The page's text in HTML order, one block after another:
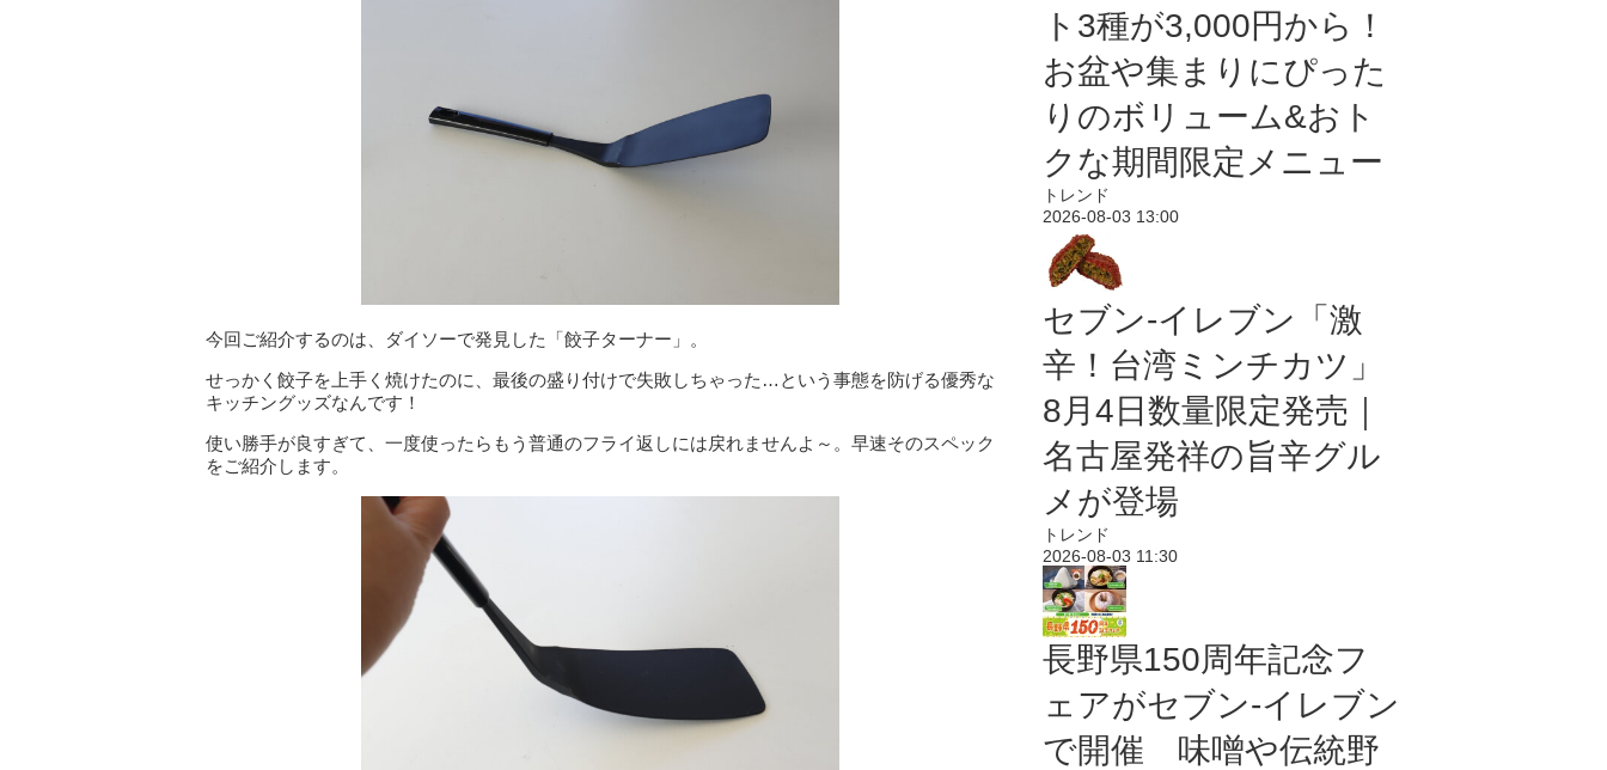
今回ご紹介するのは、ダイソーで発見した「餃子ターナー」。
せっかく餃子を上手く焼けたのに、最後の盛り付けで失敗しちゃった…という事態を防げる優秀な
キッチングッズなんです！
使い勝手が良すぎて、一度使ったらもう普通のフライ返しには戻れませんよ～。早速そのスペック
をご紹介します。
ト3種が3,000円から！
お盆や集まりにぴった
りのボリューム&おト
クな期間限定メニュー
トレンド
2026-08-03 13:00
セブン-イレブン「激
辛！台湾ミンチカツ」
8月4日数量限定発売｜
名古屋発祥の旨辛グル
メが登場
トレンド
2026-08-03 11:30
長野県150周年記念フ
ェアがセブン-イレブン
で開催 味噌や伝統野